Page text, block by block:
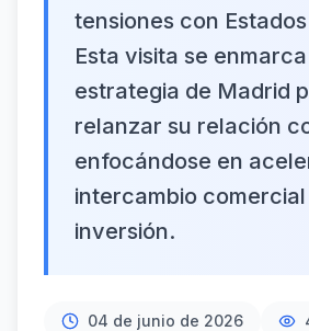
tensiones con
Esta visita se
estrategia de Madrid
relanzar su relación
enfocándose en
intercambio
inversión.
04 de junio de 2026